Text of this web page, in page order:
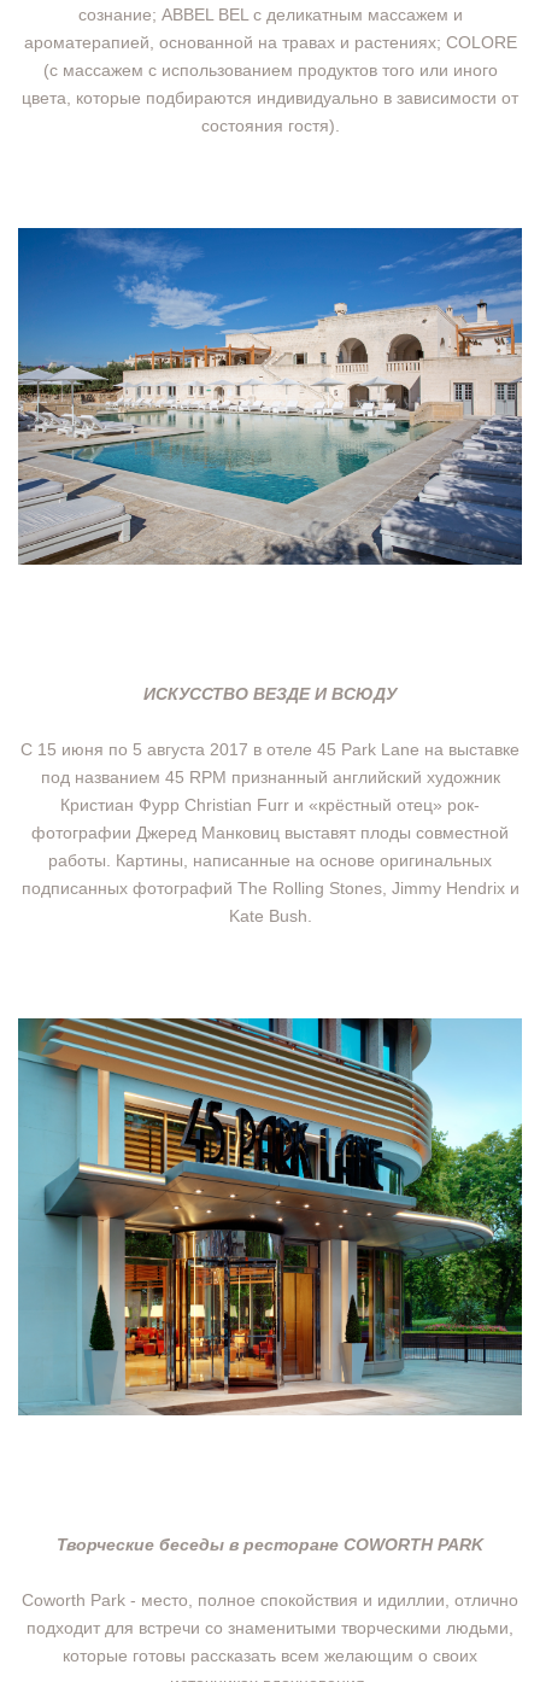
сознание; ABBEL BEL с деликатным массажем и
ароматерапией, основанной на травах и растениях; COLORE
(с массажем с использованием продуктов того или иного
цвета, которые подбираются индивидуально в зависимости от
состояния гостя).
ИСКУССТВО ВЕЗДЕ И ВСЮДУ
С 15 июня по 5 августа 2017 в отеле 45 Park Lane на выставке
под названием 45 RPM признанный английский художник
Кристиан Фурр Christian Furr и «крёстный отец» рок-
фотографии Джеред Манковиц выставят плоды совместной
работы. Картины, написанные на основе оригинальных
подписанных фотографий The Rolling Stones, Jimmy Hendrix и
Kate Bush.
Творческие беседы в ресторане COWORTH PARK
Coworth Park - место, полное спокойствия и идиллии, отлично
подходит для встречи со знаменитыми творческими людьми,
которые готовы рассказать всем желающим о своих